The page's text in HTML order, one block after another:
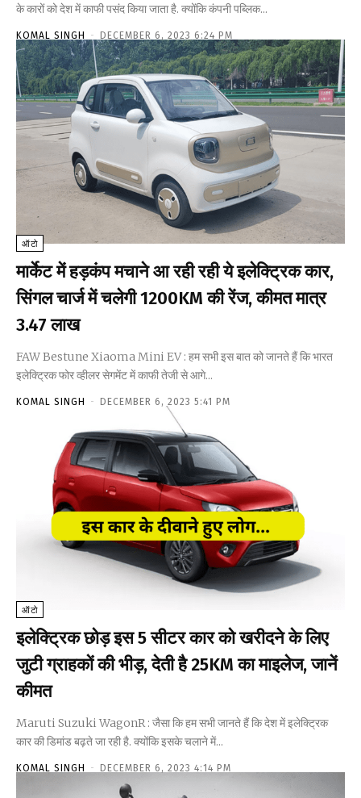
के कारों को देश में काफी पसंद किया जाता है. क्योंकि कंपनी पब्लिक...
KOMAL SINGH - DECEMBER 6, 2023 6:24 PM
ऑटो
मार्केट में हड़कंप मचाने आ रही रही ये इलेक्ट्रिक कार,
सिंगल चार्ज में चलेगी 1200KM की रेंज, कीमत मात्र
₹3.47 लाख
FAW Bestune Xiaoma Mini EV : हम सभी इस बात को जानते हैं कि भारत
इलेक्ट्रिक फोर व्हीलर सेगमेंट में काफी तेजी से आगे...
KOMAL SINGH - DECEMBER 6, 2023 5:41 PM
ऑटो
इलेक्ट्रिक छोड़ इस 5 सीटर कार को खरीदने के लिए
जुटी ग्राहकों की भीड़, देती है 25KM का माइलेज, जानें
कीमत
Maruti Suzuki WagonR : जैसा कि हम सभी जानते हैं कि देश में इलेक्ट्रिक
कार की डिमांड बढ़ते जा रही है. क्योंकि इसके चलाने में...
KOMAL SINGH - DECEMBER 6, 2023 4:14 PM